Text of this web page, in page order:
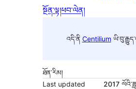
སྔོན་ལྟ།ཕབ་ལེན།
འདི་ནི Centilium
ཐོན་རིམ།
Last updated
2017